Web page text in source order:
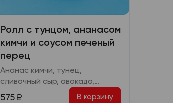
Ролл с тунцом, ананасом
кимчи и соусом печеный
перец
Ананас кимчи, тунец,
сливочный сыр, авокадо,
омлет, соус печеный перец,
575 ₽ В корзину